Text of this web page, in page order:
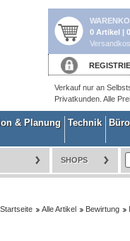
0 Artikel |
Verkauf nur an
Privatkunden. Alle
& Planung Technik
SHOPS
Startseite Alle Artikel Bewirtung